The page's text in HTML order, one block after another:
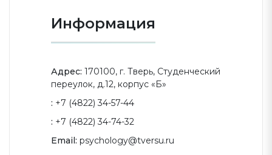
Информация
Адрес: 170100, г. Тверь, Студенческий
переулок, д.12, корпус «Б»
: +7 (4822) 34-57-44
: +7 (4822) 34-74-32
Email: psychology@tversu.ru